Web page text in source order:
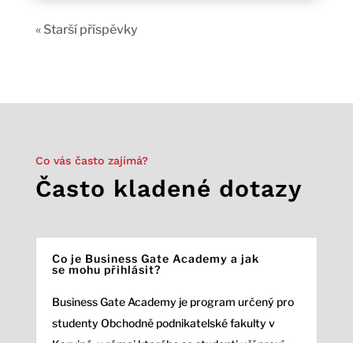
« Starší příspěvky
Co vás často zajímá?
Často kladené dotazy
Co je Business Gate Academy a jak
se mohu přihlásit?
Business Gate Academy je program určený pro
studenty Obchodně podnikatelské fakulty v